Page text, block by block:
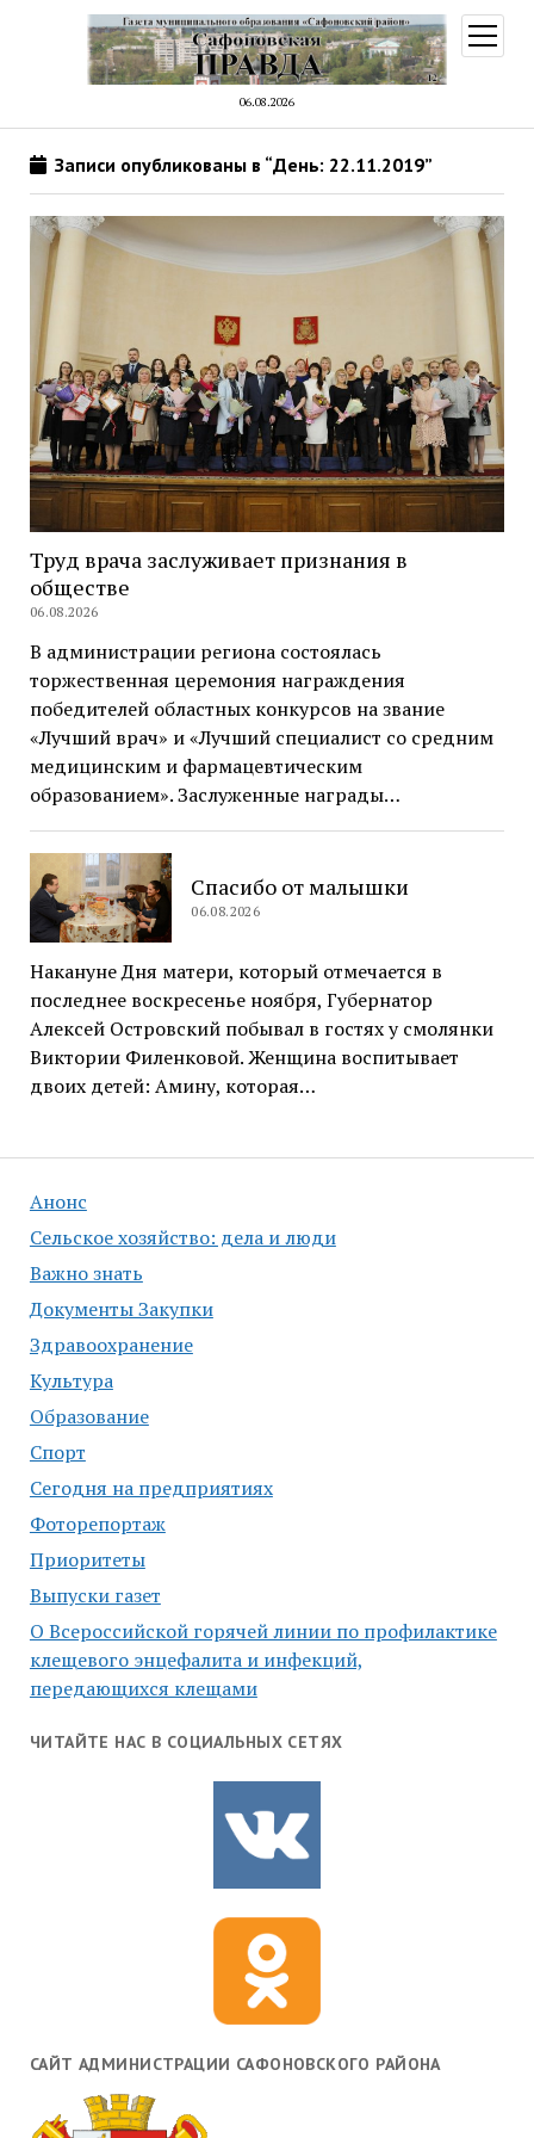
06.08.2026
меню
Анонс
Сельское хозяйство: дела и люди
Важно знать
Документы Закупки
Здравоохранение
Культура
Образование
Спорт
Сегодня на предприятиях
Фоторепортаж
Приоритеты
Выпуски газет
О Всероссийской горячей линии по профилактике
клещевого энцефалита и инфекций,
передающихся клещами
ЧИТАЙТЕ НАС В СОЦИАЛЬНЫХ СЕТЯХ
САЙТ АДМИНИСТРАЦИИ САФОНОВСКОГО РАЙОНА
Записи опубликованы в “День: 22.11.2019”
Труд врача заслуживает признания в
обществе
06.08.2026
В администрации региона состоялась
торжественная церемония награждения
победителей областных конкурсов на звание
«Лучший врач» и «Лучший специалист со средним
медицинским и фармацевтическим
образованием». Заслуженные награды…
Спасибо от малышки
06.08.2026
Накануне Дня матери, который отмечается в
последнее воскресенье ноября, Губернатор
Алексей Островский побывал в гостях у смолянки
Виктории Филенковой. Женщина воспитывает
двоих детей: Амину, которая…